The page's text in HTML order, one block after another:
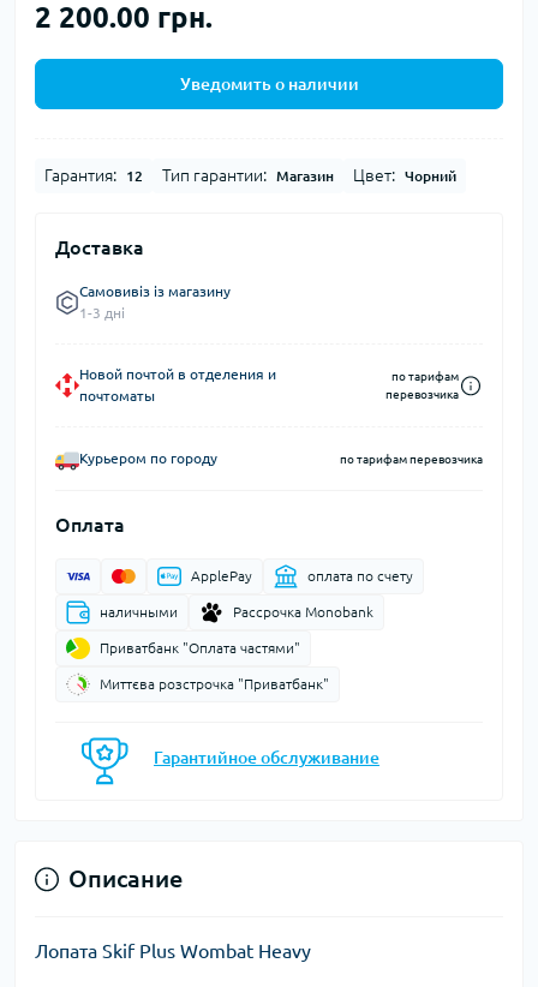
2 200.00 грн.
Уведомить о наличии
Гарантия: 12 Тип гарантии: Магазин Цвет: Чорний
Доставка
Самовивіз із магазину
1-3 дні
Новой почтой в отделения и
почтоматы
по тарифам
перевозчика
Курьером по городу по тарифам перевозчика
Оплата
ApplePay оплата по счету
наличными Рассрочка Monobank
Приватбанк "Оплата частями"
Миттєва розстрочка "Приватбанк"
Гарантийное обслуживание
Описание
Лопата Skif Plus Wombat Heavy